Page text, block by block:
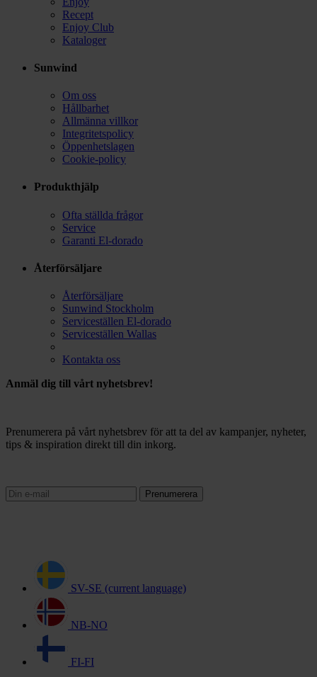
Recept
Enjoy Club
Kataloger
Sunwind
Om oss
Hållbarhet
Allmänna villkor
Integritetspolicy
Öppenhetslagen
Cookie-policy
Produkthjälp
Ofta ställda frågor
Service
Garanti El-dorado
Återförsäljare
Återförsäljare
Sunwind Stockholm
Serviceställen El-dorado
Serviceställen Wallas
Kontakta oss
Anmäl dig till vårt nyhetsbrev!
Prenumerera på vårt nyhetsbrev för att ta del av kampanjer, nyheter,
tips & inspiration direkt till din inkorg.
Prenumerera
SV-SE (current language)
NB-NO
FI-FI